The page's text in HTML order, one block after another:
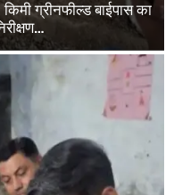
ग्रीनफील्ड बाईपास का